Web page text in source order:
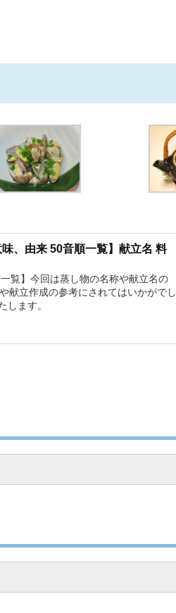
、由来 50音順一覧】献立名 料
覧】今回は蒸し物の名称や献立名の
献立作成の参考にされてはいかがでし
します。